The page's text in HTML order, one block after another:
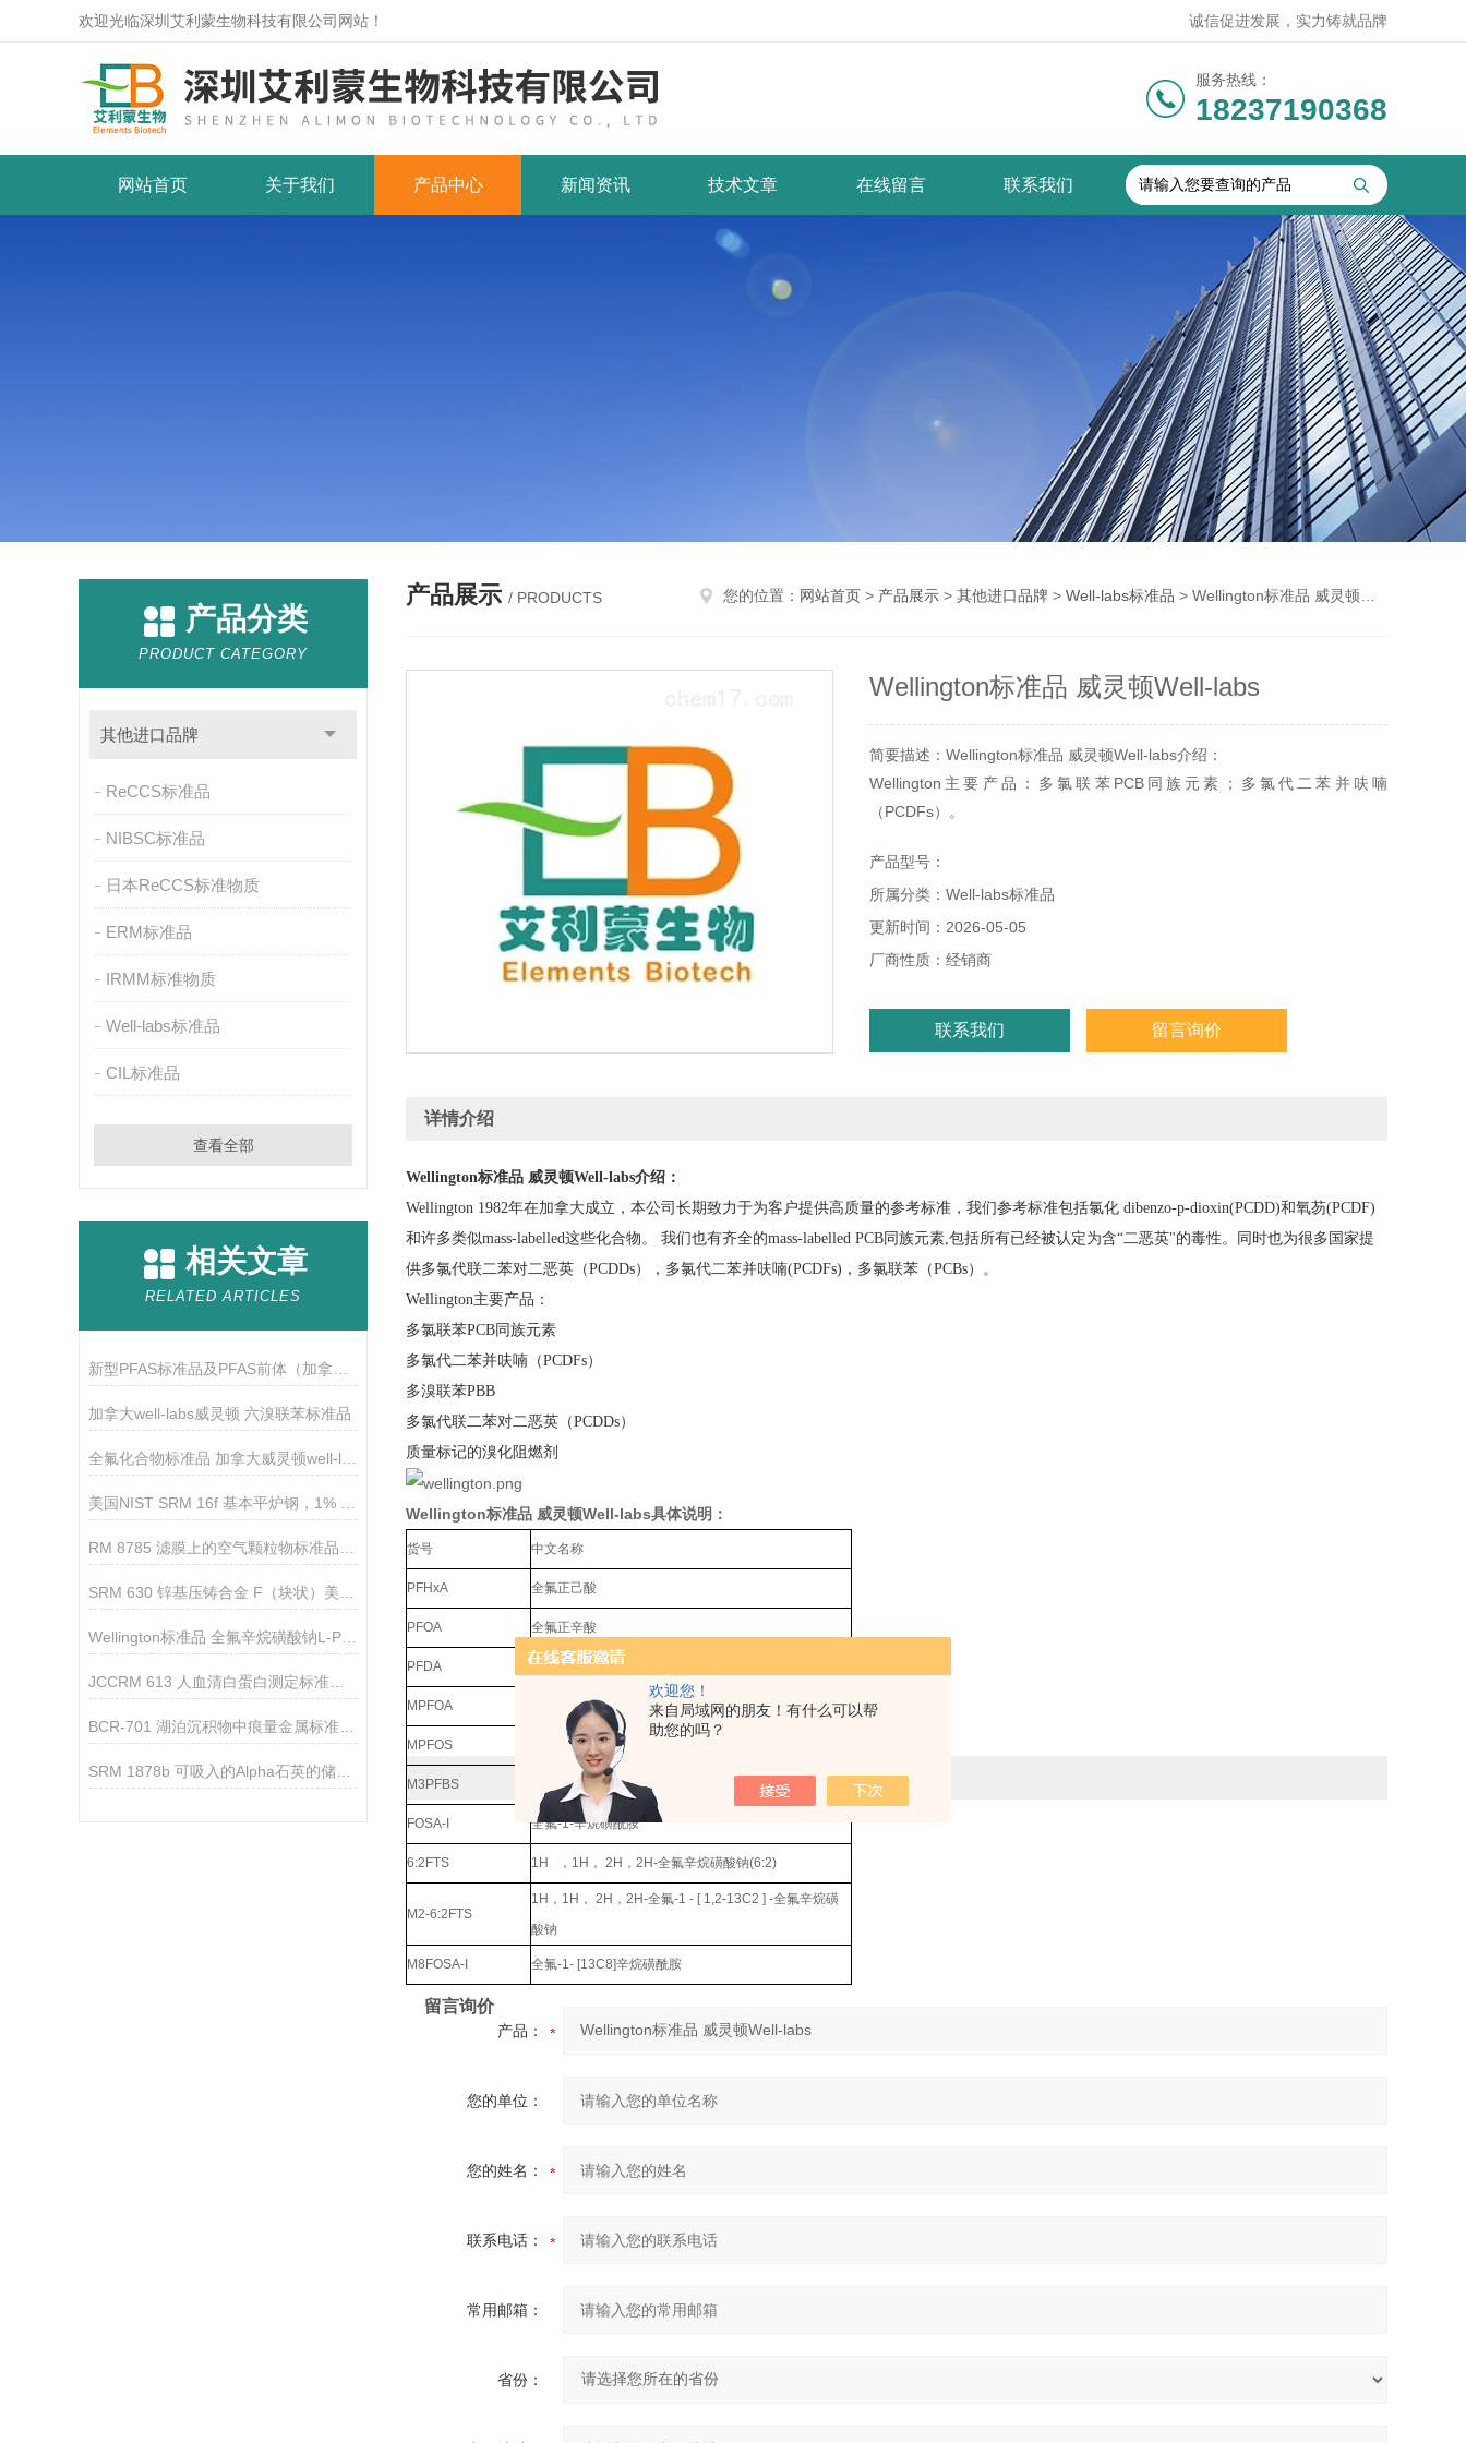
欢迎您！
来自局域网的朋友！有什么可以帮
助您的吗？
欢迎光临深圳艾利蒙生物科技有限公司网站！ 诚信促进发展，实力铸就品牌
服务热线：
18237190368
网站首页 关于我们 产品中心 新闻资讯 技术文章 在线留言 联系我们
产品分类
PRODUCT CATEGORY
其他进口品牌
ReCCS标准品
NIBSC标准品
日本ReCCS标准物质
ERM标准品
IRMM标准物质
Well-labs标准品
CIL标准品
查看全部
相关文章
RELATED ARTICLES
加拿大well-labs威灵顿 六溴联苯标准品
Wellington标准品 全氟辛烷磺酸钠L-PFOS/M8PFOS
JCCRM 613 人血清白蛋白测定标准物质的产品介绍
BCR-701 湖泊沉积物中痕量金属标准物质简介
产品展示 / PRODUCTS 您的位置： 网站首页 > 产品展示 > 其他进口品牌 > Well-labs标准品 > Wellington标准品 威灵顿Well-labs
Wellington标准品 威灵顿Well-labs
简要描述：Wellington标准品 威灵顿Well-labs介绍：
Wellington主要产品：多氯联苯PCB同族元素；多氯代二苯并呋喃
（PCDFs）。
剂。
产品型号：
所属分类：Well-labs标准品
更新时间：2026-05-05
厂商性质：经销商
联系我们 留言询价
详情介绍
Wellington标准品 威灵顿Well-labs介绍：
Wellington 1982年在加拿大成立，本公司长期致力于为客户提供高质量的参考标准，我们参考标准包括氯化 dibenzo-p-dioxin(PCDD)和氧芴(PCDF)
和许多类似mass-labelled这些化合物。 我们也有齐全的mass-labelled PCB同族元素,包括所有已经被认定为含“二恶英"的毒性。同时也为很多国家提
供多氯代联二苯对二恶英（PCDDs），多氯代二苯并呋喃(PCDFs)，多氯联苯（PCBs）。
Wellington主要产品：
多氯联苯PCB同族元素
多氯代二苯并呋喃（PCDFs）
多溴联苯PBB
多氯代联二苯对二恶英（PCDDs）
质量标记的溴化阻燃剂
Wellington标准品 威灵顿Well-labs具体说明：
货号 中文名称
PFHxA 全氟正己酸
PFOA 全氟正辛酸
PFDA 全氟正癸酸
MPFOA 标记全氟正辛酸
MPFOS -1-[1,2,3,4-13C4]-
M3PFBS -1- [2,3,4-13C3]丁烷磺酸钠
FOSA-I 全氟-1-辛烷磺酰胺
6:2FTS 1H ， 1H ， 2H ， 2H-全氟辛烷磺酸钠(6:2)
M2-6:2FTS
1H ， 1H ， 2H ， 2H-全氟-1 - [ 1,2-13C2 ] -全氟辛烷磺
酸钠
M8FOSA-I 全氟-1- [13C8]辛烷磺酰胺
留言询价
产品：
您的单位：
您的姓名：
联系电话：
常用邮箱：
省份：